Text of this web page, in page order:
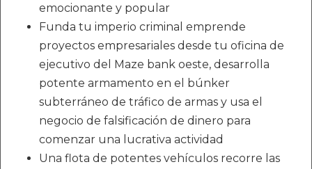
emocionante y popular
Funda tu imperio criminal emprende
proyectos empresariales desde tu oficina de
ejecutivo del Maze bank oeste, desarrolla
potente armamento en el búnker
subterráneo de tráfico de armas y usa el
negocio de falsificación de dinero para
comenzar una lucrativa actividad
Una flota de potentes vehículos recorre las